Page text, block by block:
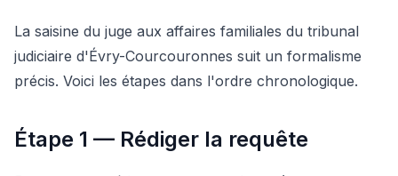
La saisine du juge aux affaires familiales du tribunal
judiciaire d'Évry-Courcouronnes suit un formalisme
précis. Voici les étapes dans l'ordre chronologique.
Étape 1 — Rédiger la requête